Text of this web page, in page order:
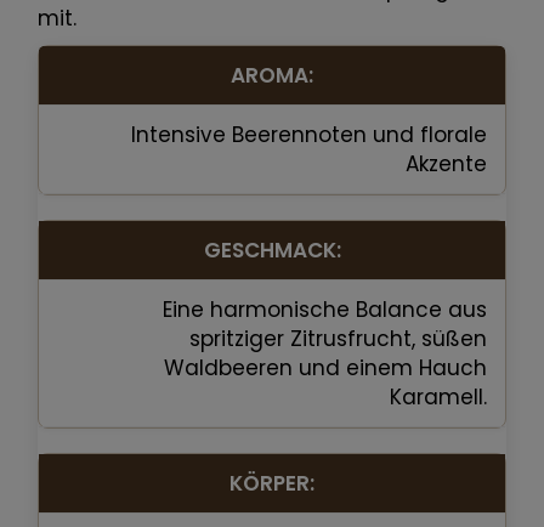
mit.
AROMA:
Intensive Beerennoten und florale
Akzente
GESCHMACK:
Eine harmonische Balance aus
spritziger Zitrusfrucht, süßen
Waldbeeren und einem Hauch
Karamell.
KÖRPER: